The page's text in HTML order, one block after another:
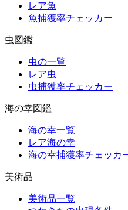
レア魚
魚捕獲率チェッカー
虫図鑑
虫の一覧
レア虫
虫捕獲率チェッカー
海の幸図鑑
海の幸一覧
レア海の幸
海の幸捕獲率チェッカ
美術品
美術品一覧